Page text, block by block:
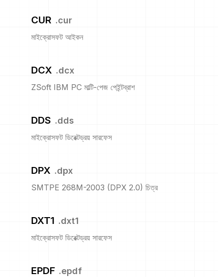
CUR .cur
মাইক্রোসফট আইকন
DCX .dcx
ZSoft IBM PC মাল্টি-পেজ পেইন্টব্রাশ
DDS .dds
মাইক্রোসফট ডিরেক্টড্রয় সারফেস
DPX .dpx
SMTPE 268M-2003 (DPX 2.0) চিত্র
DXT1 .dxt1
মাইক্রোসফট ডিরেক্টড্রয় সারফেস
EPDF .epdf